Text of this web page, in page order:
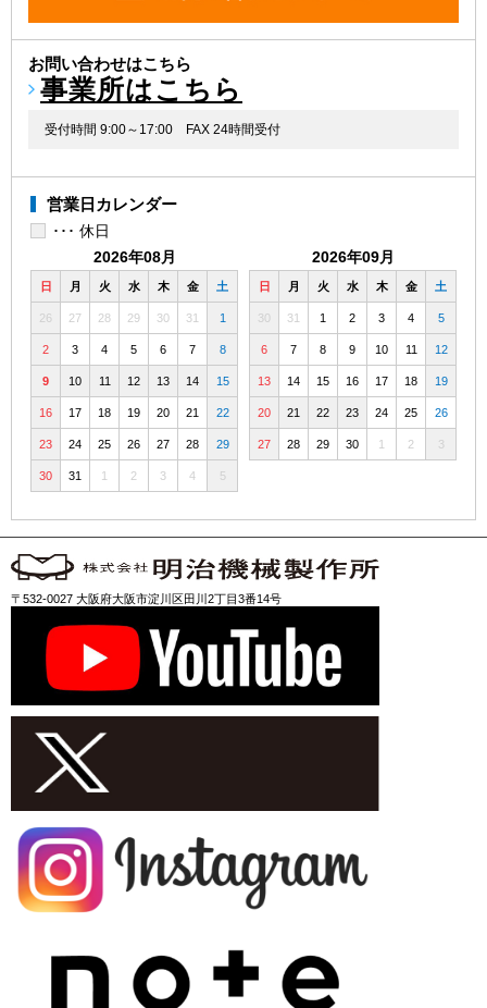
お問い合わせはこちら
事業所はこちら
受付時間 9:00～17:00 FAX 24時間受付
営業日カレンダー
･･･ 休日
2026年08月
日 月 火 水 木 金 土
26 27 28 29 30 31 1
2 3 4 5 6 7 8
9 10 11 12 13 14 15
16 17 18 19 20 21 22
23 24 25 26 27 28 29
30 31 1 2 3 4 5
2026年09月
日 月 火 水 木 金 土
30 31 1 2 3 4 5
6 7 8 9 10 11 12
13 14 15 16 17 18 19
20 21 22 23 24 25 26
27 28 29 30 1 2 3
〒532-0027 大阪府大阪市淀川区田川2丁目3番14号